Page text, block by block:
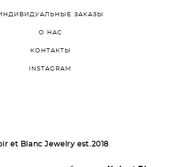
ЗАКАЗЫ
О НАС
КОНТАКТЫ
INSTAGRAM
et Blanc Jewelry est.2018